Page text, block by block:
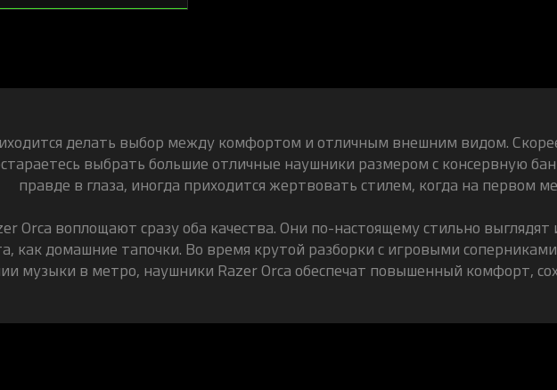
делать выбор между комфортом и отличным внешним видом.
выбрать большие отличные наушники размером с консервную
правде в глаза, иногда приходится жертвовать стилем, когда на первом
Orca воплощают сразу оба качества. Они по-настоящему стильно
как домашние тапочки. Во время крутой разборки с игровыми
музыки в метро, наушники Razer Orca обеспечат повышенный комфорт,